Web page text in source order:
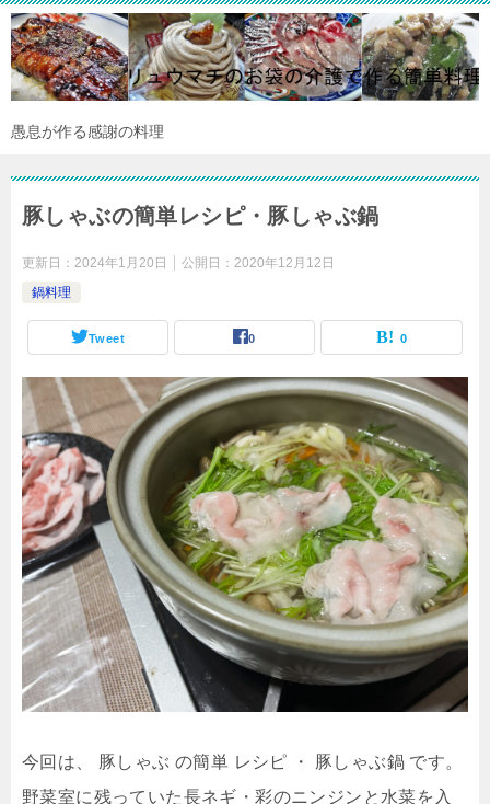
愚息が作る感謝の料理
豚しゃぶの簡単レシピ・豚しゃぶ鍋
更新日： 2024年1月20日 公開日： 2020年12月12日
鍋料理
Tweet 0 0
今回は、 豚しゃぶ の簡単 レシピ ・ 豚しゃぶ鍋 です。
野菜室に残っていた長ネギ・彩のニンジンと水菜を入